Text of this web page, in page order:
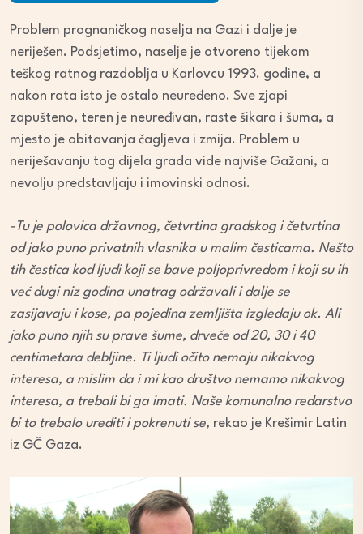
Problem prognaničkog naselja na Gazi i dalje je
neriješen. Podsjetimo, naselje je otvoreno tijekom
teškog ratnog razdoblja u Karlovcu 1993. godine, a
nakon rata isto je ostalo neuređeno. Sve zjapi
zapušteno, teren je neuređivan, raste šikara i šuma, a
mjesto je obitavanja čagljeva i zmija. Problem u
neriješavanju tog dijela grada vide najviše Gažani, a
nevolju predstavljaju i imovinski odnosi.
-Tu je polovica državnog, četvrtina gradskog i četvrtina
od jako puno privatnih vlasnika u malim česticama. Nešto
tih čestica kod ljudi koji se bave poljoprivredom i koji su ih
već dugi niz godina unatrag održavali i dalje se
zasijavaju i kose, pa pojedina zemljišta izgledaju ok. Ali
jako puno njih su prave šume, drveće od 20, 30 i 40
centimetara debljine. Ti ljudi očito nemaju nikakvog
interesa, a mislim da i mi kao društvo nemamo nikakvog
interesa, a trebali bi ga imati. Naše komunalno redarstvo
bi to trebalo urediti i pokrenuti se, rekao je Krešimir Latin
iz GČ Gaza.